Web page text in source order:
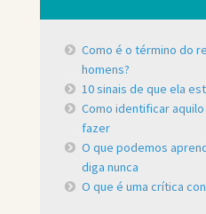
Como é o término do
homens?
10 sinais de que ela
Como identificar
fazer
O que podemos
diga nunca
O que é uma crítica